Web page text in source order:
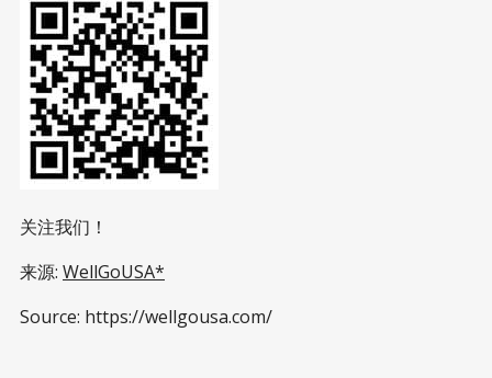
关注我们！
来源: WellGoUSA*
Source: https://wellgousa.com/